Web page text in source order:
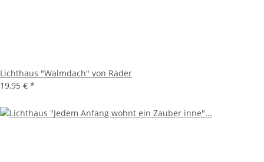
Lichthaus "Walmdach" von Räder
19,95 € *